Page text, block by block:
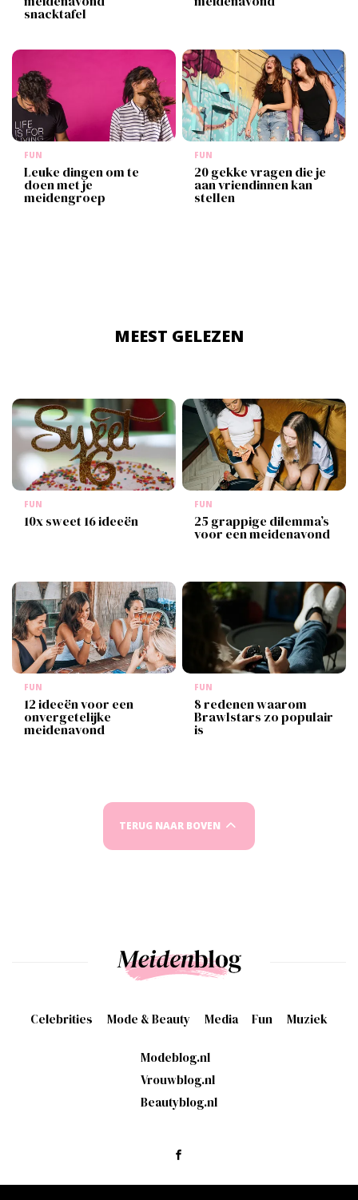
snacktafel
FUN
Leuke dingen om te
doen met je
meidengroep
FUN
20 gekke vragen die je
aan vriendinnen kan
stellen
MEEST GELEZEN
FUN
10x sweet 16 ideeën
FUN
25 grappige dilemma’s
voor een meidenavond
FUN
12 ideeën voor een
onvergetelijke
meidenavond
FUN
8 redenen waarom
Brawlstars zo populair
is
TERUG NAAR BOVEN
Celebrities Mode & Beauty Media Fun Muziek
Modeblog.nl
Vrouwblog.nl
Beautyblog.nl